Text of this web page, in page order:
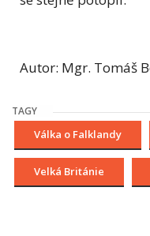
Autor: Mgr. Tomáš
TAGY
Válka o Falklandy
Velká Británie